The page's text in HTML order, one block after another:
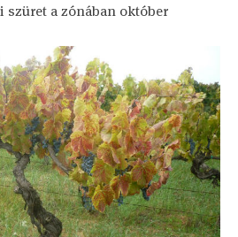
a zónában október